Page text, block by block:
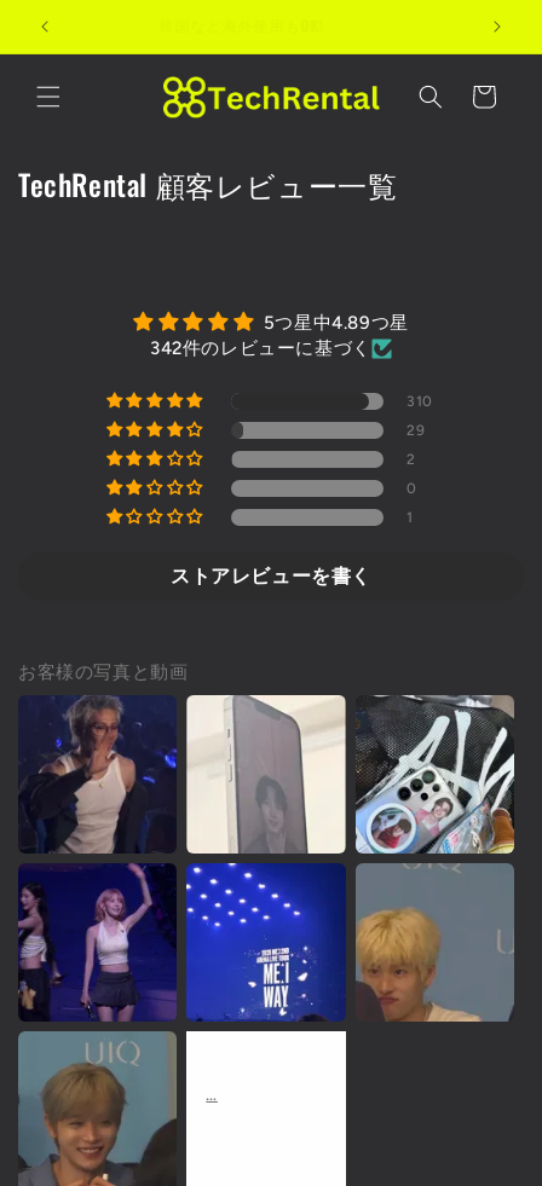
コンテン
ー
TechRental 顧客レビュー一覧
5つ星中4.89つ星
342件のレビューに基づく
310
29
2
0
1
ストアレビューを書く
お客様の写真と動画